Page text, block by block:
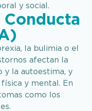
y social.
Conducta
la bulimia o el
afectan la
y la autoestima, y
y mental. En
como los